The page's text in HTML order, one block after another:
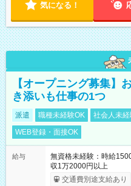
気になる！
【オープニング募集】
き添いも仕事の1つ
派遣 職種未経験OK 社会人未
WEB登録・面接OK
給与
無資格未経験：時給
収1万2000円以上
交通費別途支給あり